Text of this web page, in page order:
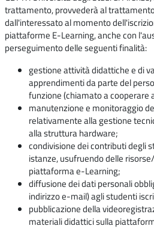
trattamento, provvederà al
dall'interessato al momento
piattaforme E-Learning, anche con
perseguimento delle seguenti finalità:
gestione attività didattiche e di
apprendimenti da parte del
funzione (chiamato a cooperare
manutenzione e monitoraggio
relativamente alla gestione
alla struttura hardware;
condivisione dei contributi degli
istanze, usufruendo delle
piattaforma e-Learning;
diffusione dei dati personali
indirizzo e-mail) agli studenti
pubblicazione della
materiali didattici sulla